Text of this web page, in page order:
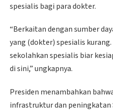
spesialis bagi para dokter.
“Berkaitan dengan sumber
yang (dokter) spesialis
sekolahkan spesialis biar
di sini,” ungkapnya.
Presiden menambahkan
infrastruktur dan peningkatan